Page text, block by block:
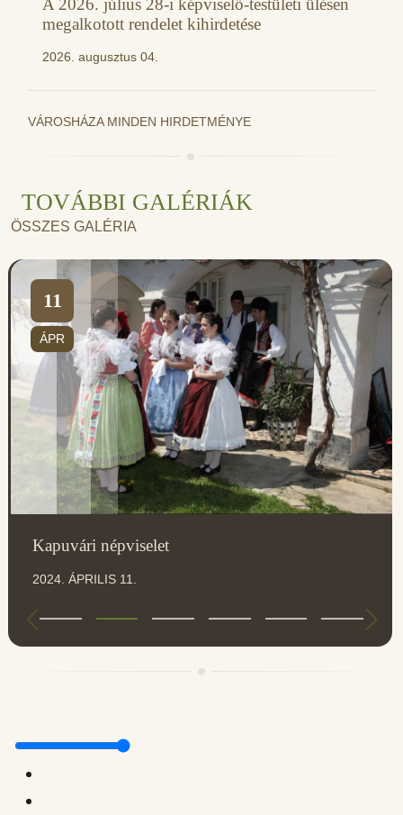
A 2026. július 28-i képviselő-testületi ülésen
megalkotott rendelet kihirdetése
2026. augusztus 04.
VÁROSHÁZA MINDEN HIRDETMÉNYE
TOVÁBBI GALÉRIÁK
ÖSSZES GALÉRIA
11
ÁPR
Kapuvári népviselet
2024. ÁPRILIS 11.